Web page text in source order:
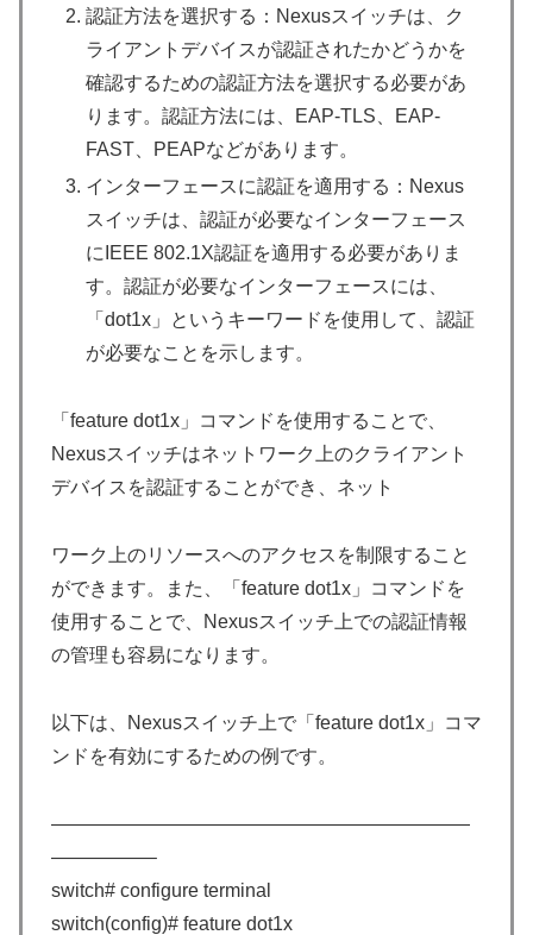
認証方法を選択する：Nexusスイッチは、ク
ライアントデバイスが認証されたかどうかを
確認するための認証方法を選択する必要があ
ります。認証方法には、EAP-TLS、EAP-
FAST、PEAPなどがあります。
インターフェースに認証を適用する：Nexus
スイッチは、認証が必要なインターフェース
にIEEE 802.1X認証を適用する必要がありま
す。認証が必要なインターフェースには、
「dot1x」というキーワードを使用して、認証
が必要なことを示します。
「feature dot1x」コマンドを使用することで、
Nexusスイッチはネットワーク上のクライアント
デバイスを認証することができ、ネット
ワーク上のリソースへのアクセスを制限すること
ができます。また、「feature dot1x」コマンドを
使用することで、Nexusスイッチ上での認証情報
の管理も容易になります。
以下は、Nexusスイッチ上で「feature dot1x」コマ
ンドを有効にするための例です。
——————————————————————
—————–
switch# configure terminal
switch(config)# feature dot1x